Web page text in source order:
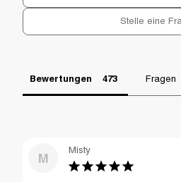
Stelle eine
Bewertungen Fragen
M
Misty